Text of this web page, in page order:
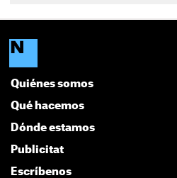
Quiénes somos
Qué hacemos
Dónde estamos
Publicitat
Escríbenos